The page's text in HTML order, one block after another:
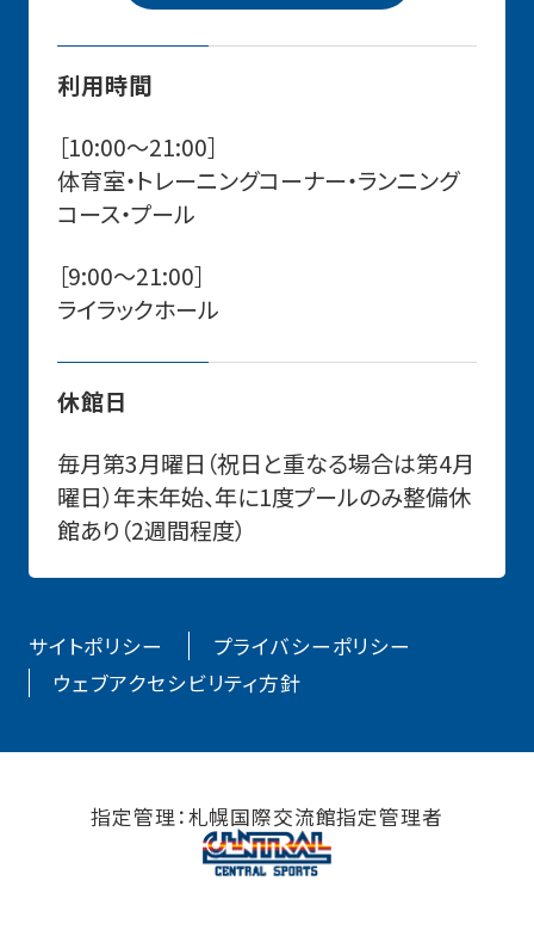
利用時間
［10:00〜21:00］
体育室・トレーニングコーナー・ランニング
コース・プール
［9:00〜21:00］
ライラックホール
休館日
毎月第3月曜日（祝日と重なる場合は第4月
曜日）年末年始、年に1度プールのみ整備休
館あり（2週間程度）
サイトポリシー
プライバシーポリシー
ウェブアクセシビリティ方針
指定管理：札幌国際交流館指定管理者